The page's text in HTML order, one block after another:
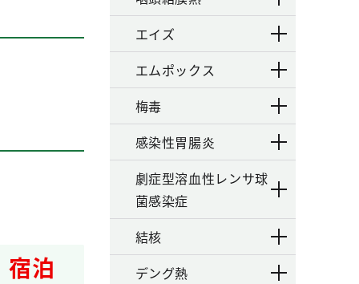
泊
エイズ
エムポックス
梅毒
感染性胃腸炎
劇症型溶血性レンサ球
菌感染症
結核
デング熱